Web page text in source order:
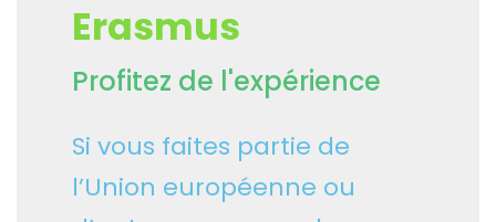
Erasmus
Profitez de l'expérience
Si vous faites partie de
l’Union européenne ou